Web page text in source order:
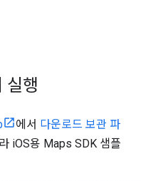
실행
에서 다운로드 보관 파
iOS용 Maps SDK 샘플